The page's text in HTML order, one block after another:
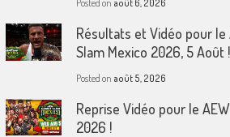
Posted on août 6, 2026
Résultats et Vidéo pour le
Slam Mexico 2026, 5 Août !
Posted on août 5, 2026
Reprise Vidéo pour le
2026 !